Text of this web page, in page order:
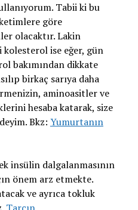
Tabii ki bu
göre
olacaktır. Lakin
kolesterol ise eğer, gün
bakımından dikkate
birkaç sarıya daha
aminoasitler ve
hesaba katarak, size
Bkz: Yumurtanın
insülin dalgalanmasının
önem arz etmekte.
ve ayrıca tokluk